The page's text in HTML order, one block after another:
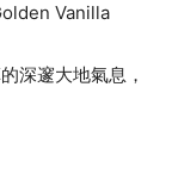
Vanilla
深邃大地氣息，